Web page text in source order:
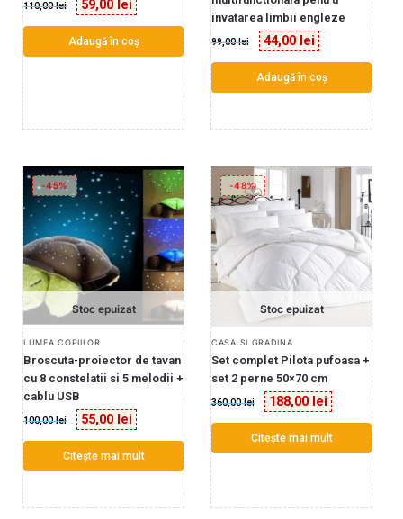
110,00lei 59,00 lei
Adaugă în coș
invatarea limbii engleze
99,00lei 44,00 lei
Adaugă în coș
-45%
Stoc epuizat
LUMEA COPIILOR
Broscuta-proiector de tavan
cu 8 constelatii si 5 melodii +
cablu USB
100,00lei 55,00 lei
Citește mai mult
-48%
Stoc epuizat
CASA SI GRADINA
Set complet Pilota pufoasa +
set 2 perne 50×70 cm
360,00lei 188,00 lei
Citește mai mult